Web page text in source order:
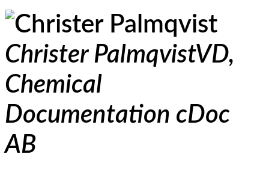
Christer PalmqvistVD,
Chemical
Documentation cDoc
AB